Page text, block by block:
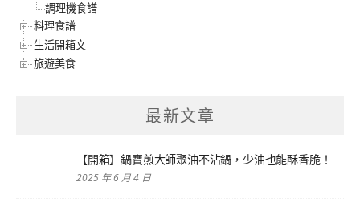
調理機食譜
料理食譜
生活開箱文
旅遊美食
最新文章
【開箱】鍋寶煎大師聚油不沾鍋，少油也能酥香脆！
2025 年 6 月 4 日